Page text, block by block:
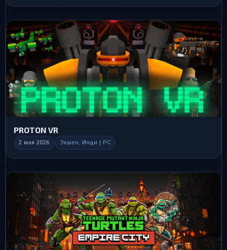
PROTON VR
2 мая 2026 Экшен, Инди | PC